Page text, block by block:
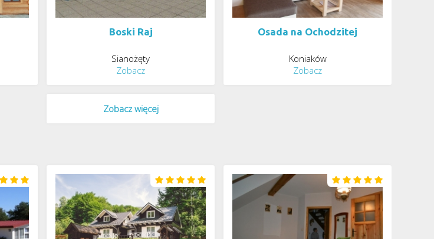
Boski Raj
Sianożęty
Zobacz
Osada na Ochodzitej
Koniaków
Zobacz
Zobacz więcej